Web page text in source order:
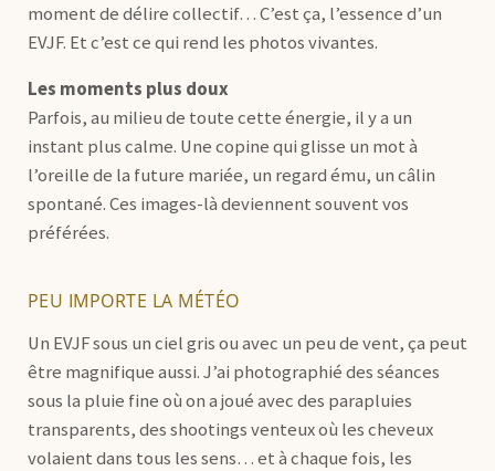
moment de délire collectif… C’est ça, l’essence d’un
EVJF. Et c’est ce qui rend les photos vivantes.
Les moments plus doux
Parfois, au milieu de toute cette énergie, il y a un
instant plus calme. Une copine qui glisse un mot à
l’oreille de la future mariée, un regard ému, un câlin
spontané. Ces images-là deviennent souvent vos
préférées.
PEU IMPORTE LA MÉTÉO
Un EVJF sous un ciel gris ou avec un peu de vent, ça peut
être magnifique aussi. J’ai photographié des séances
sous la pluie fine où on a joué avec des parapluies
transparents, des shootings venteux où les cheveux
volaient dans tous les sens… et à chaque fois, les